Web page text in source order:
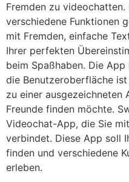
Fremden zu
verschiedene Funktionen
mit Fremden, einfache
Ihrer perfekten
beim Spaßhaben. Die
die Benutzeroberfläche
zu einer ausgezeichneten
Freunde finden möchte.
Videochat-App, die Sie
verbindet. Diese App soll
finden und verschiedene
erleben.